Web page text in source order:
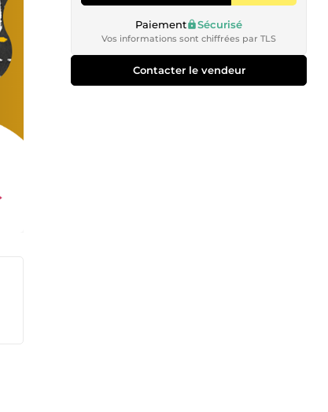
Paiement Sécurisé
Vos informations sont chiffrées par TLS
Contacter le vendeur